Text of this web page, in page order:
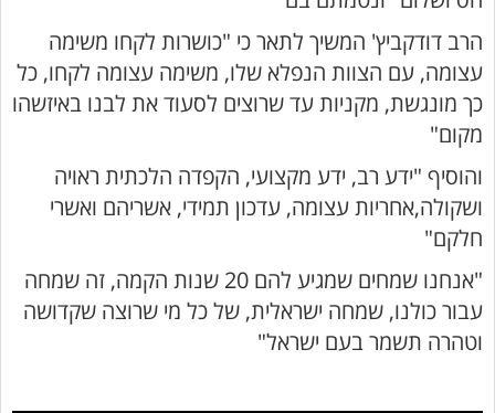
הרב דודקביץ' המשיך לתאר כי "כושרות לקחו משימה
עצומה, עם הצוות הנפלא שלו, משימה עצומה לקחו, כל
כך מונגשת, מקניות עד שרוצים לסעוד את לבנו באיזשהו
מקום"
והוסיף "ידע רב, ידע מקצועי, הקפדה הלכתית ראויה
ושקולה,אחריות עצומה, עדכון תמידי, אשריהם ואשרי
חלקם"
"אנחנו שמחים שמגיע להם 20 שנות הקמה, זה שמחה
עבור כולנו, שמחה ישראלית, של כל מי שרוצה שקדושה
וטהרה תשמר בעם ישראל"